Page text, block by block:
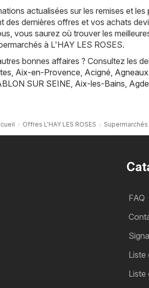
actualisées sur les remises et
des dernières offres et vos achats
vous saurez où trouver les
à L'HAY LES ROSES.
bonnes affaires ? Consultez les
Aix-en-Provence Acigné Agneaux
SUR SEINE Aix-les-Bains Agde
Offres L'HAY LES ROSES Supermarchés
FAQ
Liste
Liste